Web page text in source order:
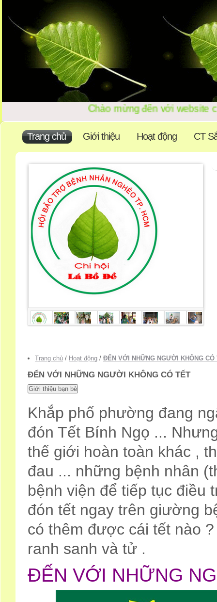
Chào mừng đến với
Trang chủ Giới thiệu Hoạt động CT
Trang chủ / Hoạt động / ĐẾN VỚI NHỮNG NGƯỜI KHÔNG CÓ
ĐẾN VỚI NHỮNG NGƯỜI KHÔNG CÓ TẾT
Khắp phố phường đang
đón Tết Bính Ngọ ...
thế giới hoàn toàn khác ,
đau ... những bệnh nhân
bệnh viện để tiếp tục điều
đón tết ngay trên giường
có thêm được cái tết nào
ranh sanh và tử .
ĐẾN VỚI NHỮNG